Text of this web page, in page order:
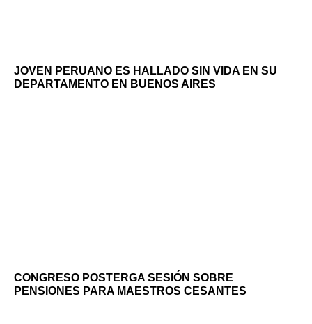
JOVEN PERUANO ES HALLADO SIN VIDA EN SU
DEPARTAMENTO EN BUENOS AIRES
CONGRESO POSTERGA SESIÓN SOBRE
PENSIONES PARA MAESTROS CESANTES